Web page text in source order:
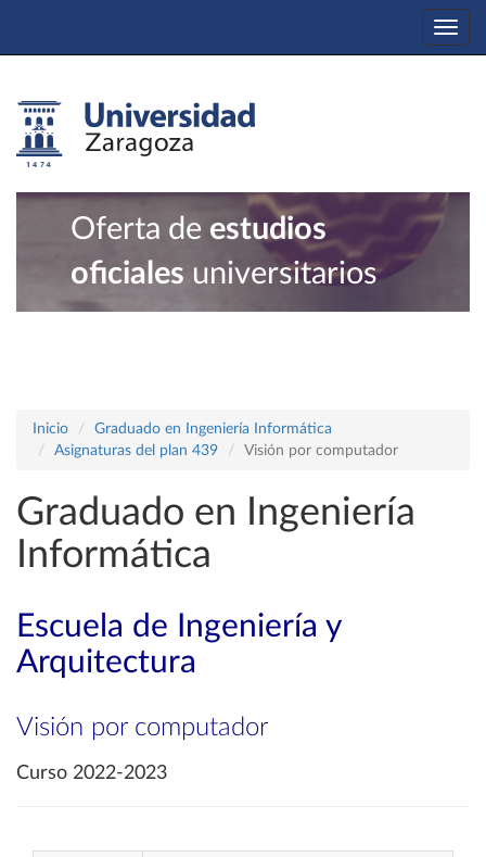
Oferta de estudios
oficiales universitarios
Inicio
Graduado en Ingeniería Informática
Asignaturas del plan 439
Visión por computador
Graduado en Ingeniería
Informática
Escuela de Ingeniería y
Arquitectura
Visión por computador
Curso 2022-2023